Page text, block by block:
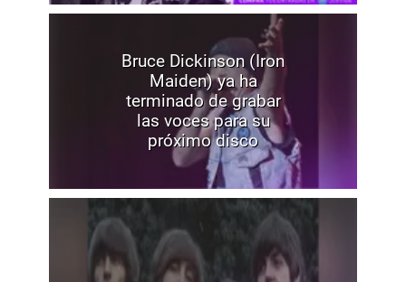
Bruce Dickinson (Iron
Maiden) ya ha
terminado de grabar
las voces para su
próximo disco